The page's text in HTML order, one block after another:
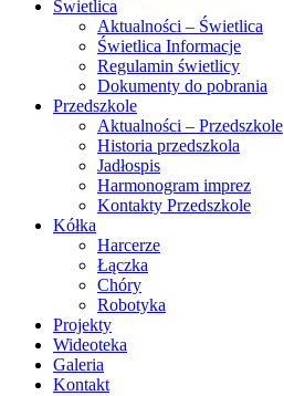
Świetlica
Aktualności – Świetlica
Świetlica Informacje
Regulamin świetlicy
Dokumenty do pobrania
Przedszkole
Aktualności – Przedszkole
Historia przedszkola
Jadłospis
Harmonogram imprez
Kontakty Przedszkole
Kółka
Harcerze
Łączka
Chóry
Robotyka
Projekty
Wideoteka
Galeria
Kontakt